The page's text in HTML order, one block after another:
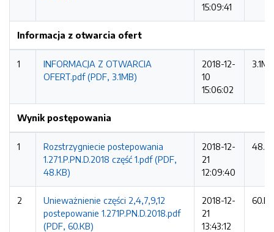
15:09:41
Informacja z otwarcia ofert
1
INFORMACJA Z OTWARCIA
OFERT.pdf (PDF, 3.1MB)
2018-12-
10
15:06:02
3.1MB
Wynik postępowania
1
Rozstrzygniecie postepowania
1.271.P.PN.D.2018 część 1.pdf (PDF,
48.KB)
2018-12-
21
12:09:40
2
Unieważnienie części 2,4,7,9,12
postepowanie 1.271P.PN.D.2018.pdf
(PDF, 60.KB)
2018-12-
21
13:43:12
60.KB